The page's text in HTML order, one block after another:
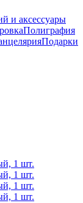
и аксессуары
Полиграфия
Подарки